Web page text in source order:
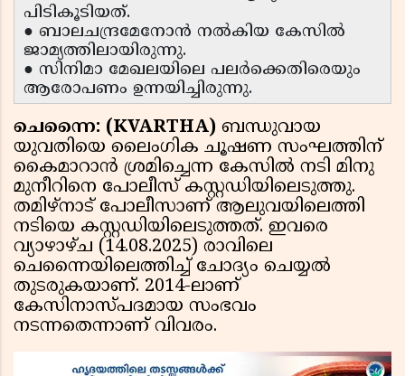
പിടികൂടിയത്.
● ബാലചന്ദ്രമേനോൻ നൽകിയ കേസിൽ
ജാമ്യത്തിലായിരുന്നു.
● സിനിമാ മേഖലയിലെ പലർക്കെതിരെയും
ആരോപണം ഉന്നയിച്ചിരുന്നു.
ചെന്നൈ: (KVARTHA) ബന്ധുവായ
യുവതിയെ ലൈംഗിക ചൂഷണ സംഘത്തിന്
കൈമാറാൻ ശ്രമിച്ചെന്ന കേസിൽ നടി മിനു
മുനീറിനെ പോലീസ് കസ്റ്റഡിയിലെടുത്തു.
തമിഴ്‌നാട് പോലീസാണ് ആലുവയിലെത്തി
നടിയെ കസ്റ്റഡിയിലെടുത്തത്. ഇവരെ
വ്യാഴാഴ്ച (14.08.2025) രാവിലെ
ചെന്നൈയിലെത്തിച്ച് ചോദ്യം ചെയ്യൽ
തുടരുകയാണ്. 2014-ലാണ്
കേസിനാസ്പദമായ സംഭവം
നടന്നതെന്നാണ് വിവരം.